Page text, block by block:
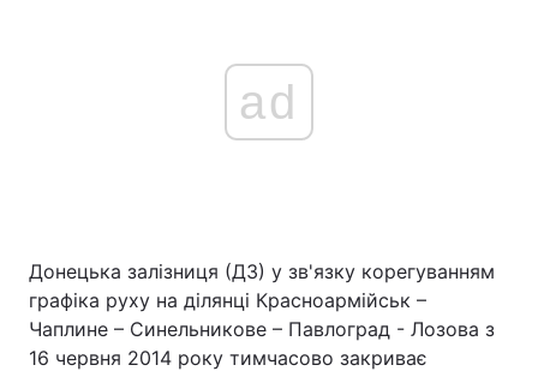
ad
Донецька залізниця (ДЗ) у зв'язку корегуванням
графіка руху на ділянці Красноармійськ –
Чаплине – Синельникове – Павлоград - Лозова з
16 червня 2014 року тимчасово закриває